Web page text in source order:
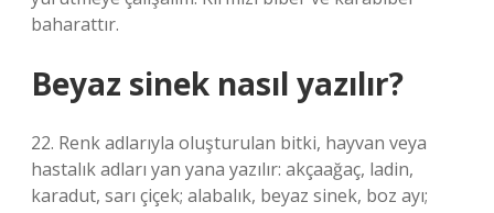
baharattır.
Beyaz sinek nasıl yazılır?
22. Renk adlarıyla oluşturulan bitki, hayvan veya
hastalık adları yan yana yazılır: akçaağaç, ladin,
karadut, sarı çiçek; alabalık, beyaz sinek, boz ayı;